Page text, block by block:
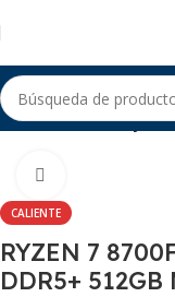
Casa PC Gamer Ryzen
CALIENTE
RYZEN 7
DDR5+ 512GB